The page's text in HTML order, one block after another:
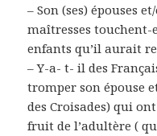
– Son (ses) épouses
maîtresses touchent-
enfants qu’il aurait
– Y-a- t- il des
tromper son épouse
des Croisades) qui
fruit de l’adultère (